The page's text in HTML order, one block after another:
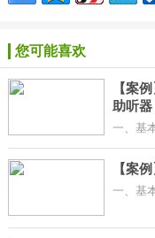
您可能喜欢
【案
助听器
一、基
【案
一、基